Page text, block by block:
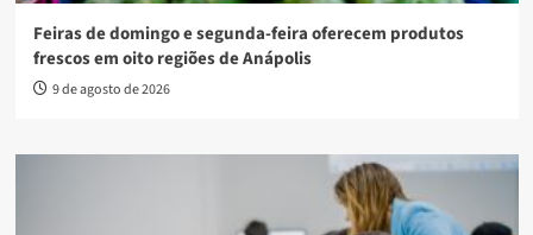
Feiras de domingo e segunda-feira oferecem produtos
frescos em oito regiões de Anápolis
9 de agosto de 2026